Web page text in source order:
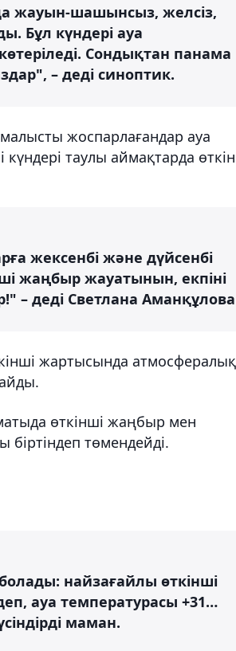
жауын-шашынсыз, желсіз,
Бұл күндері ауа
Сондықтан панама
– деді синоптик.
жоспарлағандар ауа
таулы аймақтарда
жексенбі және дүйсенбі
жаңбыр жауатынын, екпіні
– деді Светлана
жартысында атмосфералық
өткінші жаңбыр мен
төмендейді.
найзағайлы өткінші
ауа температурасы +31…
маман.